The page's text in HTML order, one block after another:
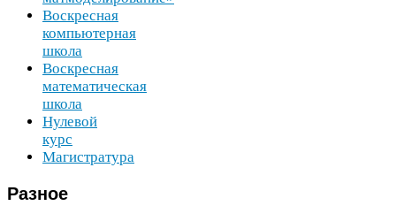
Воскресная
компьютерная
школа
Воскресная
математическая
школа
Нулевой
курс
Магистратура
Разное